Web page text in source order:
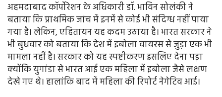
अहमदाबाद कॉर्पोरेशन के अधिकारी डॉ. भाविन सोलंकी ने
बताया कि प्राथमिक जांच में इनमें से कोई भी संदिग्ध नहीं पाया
गया है। लेकिन, एहितायन यह कदम उठाया है। भारत सरकार ने
भी बुधवार को बताया कि देश में इबोला वायरस से जुड़ा एक भी
मामला नहीं है। सरकार को यह स्पष्टीकरण इसलिए देना पड़ा
क्योंकि युगांडा से भारत आई एक महिला में इबोला जैसे लक्षण
देखे गए थे। हालांकि बाद में महिला की रिपोर्ट नेगेटिव आई।